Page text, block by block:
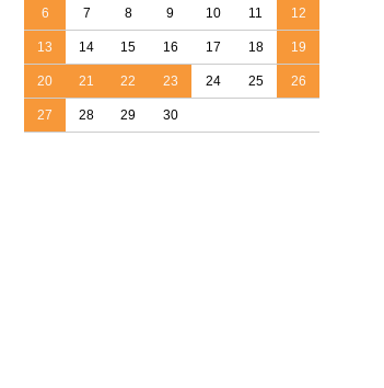
6 7 8 9 10 11 12
13 14 15 16 17 18 19
20 21 22 23 24 25 26
27 28 29 30